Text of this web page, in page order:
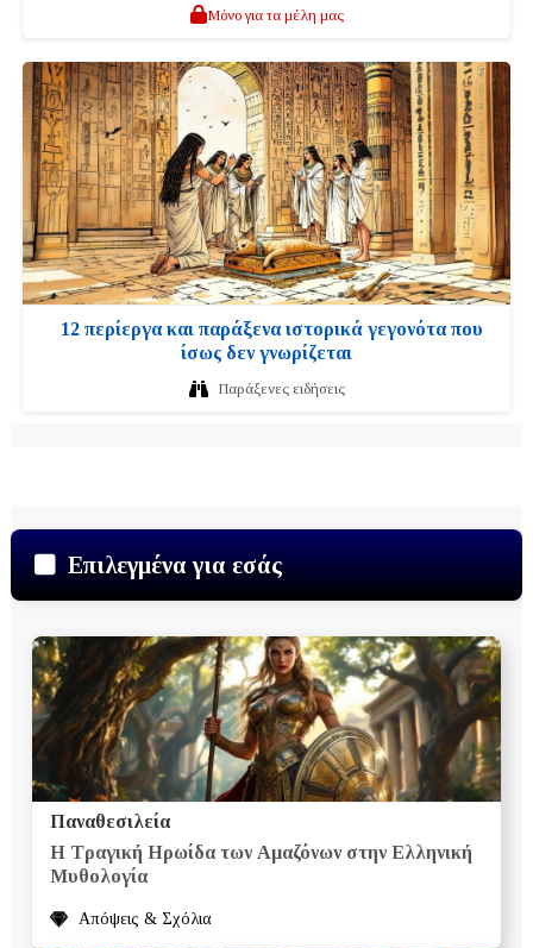
Μόνο για τα μέλη μας
12 περίεργα και παράξενα ιστορικά γεγονότα που
ίσως δεν γνωρίζεται
Παράξενες ειδήσεις
Επιλεγμένα για εσάς
Παναθεσιλεία
Η Τραγική Ηρωίδα των Αμαζόνων στην Ελληνική
Μυθολογία
Απόψεις & Σχόλια